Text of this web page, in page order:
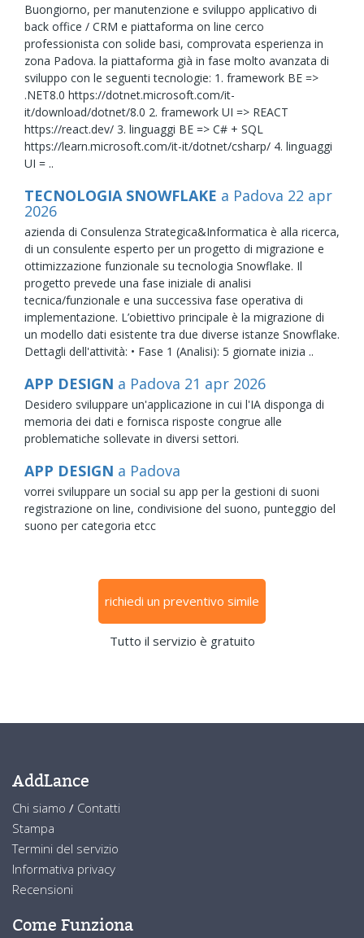
Buongiorno, per manutenzione e sviluppo applicativo di
back office / CRM e piattaforma on line cerco
professionista con solide basi, comprovata esperienza in
zona Padova. la piattaforma già in fase molto avanzata di
sviluppo con le seguenti tecnologie: 1. framework BE =>
.NET8.0 https://dotnet.microsoft.com/it-
it/download/dotnet/8.0 2. framework UI => REACT
https://react.dev/ 3. linguaggi BE => C# + SQL
https://learn.microsoft.com/it-it/dotnet/csharp/ 4. linguaggi
UI = ..
TECNOLOGIA SNOWFLAKE a Padova 22 apr
2026
azienda di Consulenza Strategica&Informatica è alla ricerca,
di un consulente esperto per un progetto di migrazione e
ottimizzazione funzionale su tecnologia Snowflake. Il
progetto prevede una fase iniziale di analisi
tecnica/funzionale e una successiva fase operativa di
implementazione. L’obiettivo principale è la migrazione di
un modello dati esistente tra due diverse istanze Snowflake.
Dettagli dell'attività: • Fase 1 (Analisi): 5 giornate inizia ..
APP DESIGN a Padova 21 apr 2026
Desidero sviluppare un'applicazione in cui l'IA disponga di
memoria dei dati e fornisca risposte congrue alle
problematiche sollevate in diversi settori.
APP DESIGN a Padova
vorrei sviluppare un social su app per la gestioni di suoni
registrazione on line, condivisione del suono, punteggio del
suono per categoria etcc
richiedi un preventivo simile
Tutto il servizio è gratuito
AddLance
Chi siamo / Contatti
Stampa
Termini del servizio
Informativa privacy
Recensioni
Come Funziona